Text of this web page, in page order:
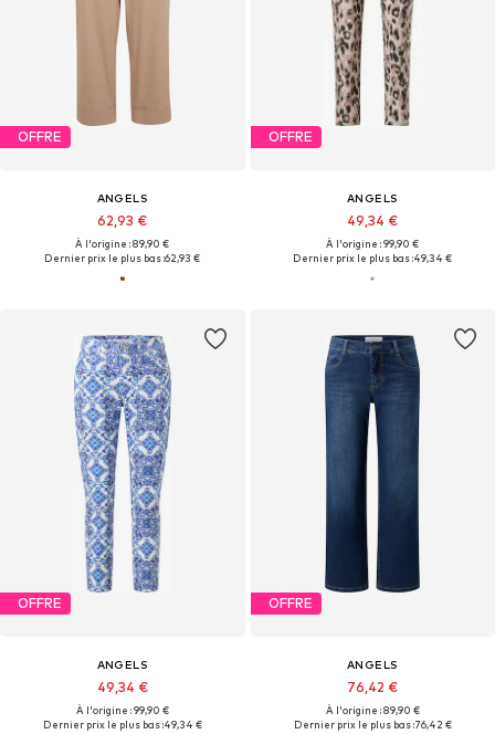
OFFRE
ANGELS
62,93 €
À l'origine : 89,90 €
Dernier prix le plus bas :62,93 €
OFFRE
ANGELS
49,34 €
À l'origine : 99,90 €
Dernier prix le plus bas :49,34 €
OFFRE
ANGELS
49,34 €
À l'origine : 99,90 €
Dernier prix le plus bas :49,34 €
OFFRE
ANGELS
76,42 €
À l'origine : 89,90 €
Dernier prix le plus bas :76,42 €